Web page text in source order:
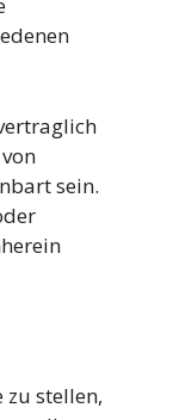
sein.
stellen,